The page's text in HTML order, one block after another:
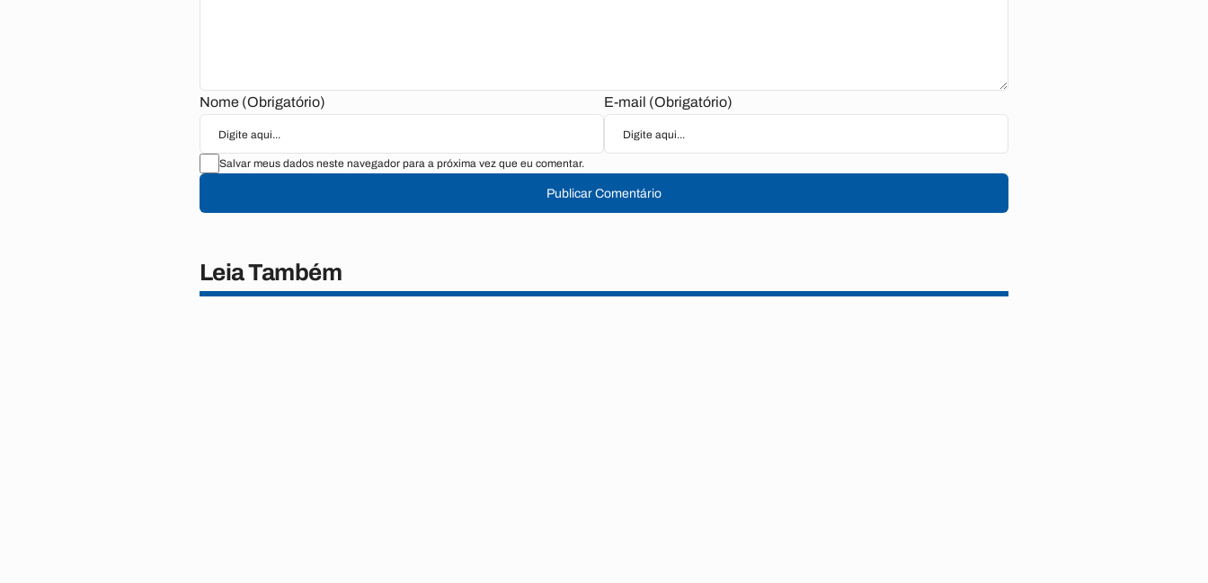
Nome (Obrigatório) E-mail (Obrigatório)
Salvar meus dados neste navegador para a próxima vez que eu comentar.
Publicar Comentário
Leia Também